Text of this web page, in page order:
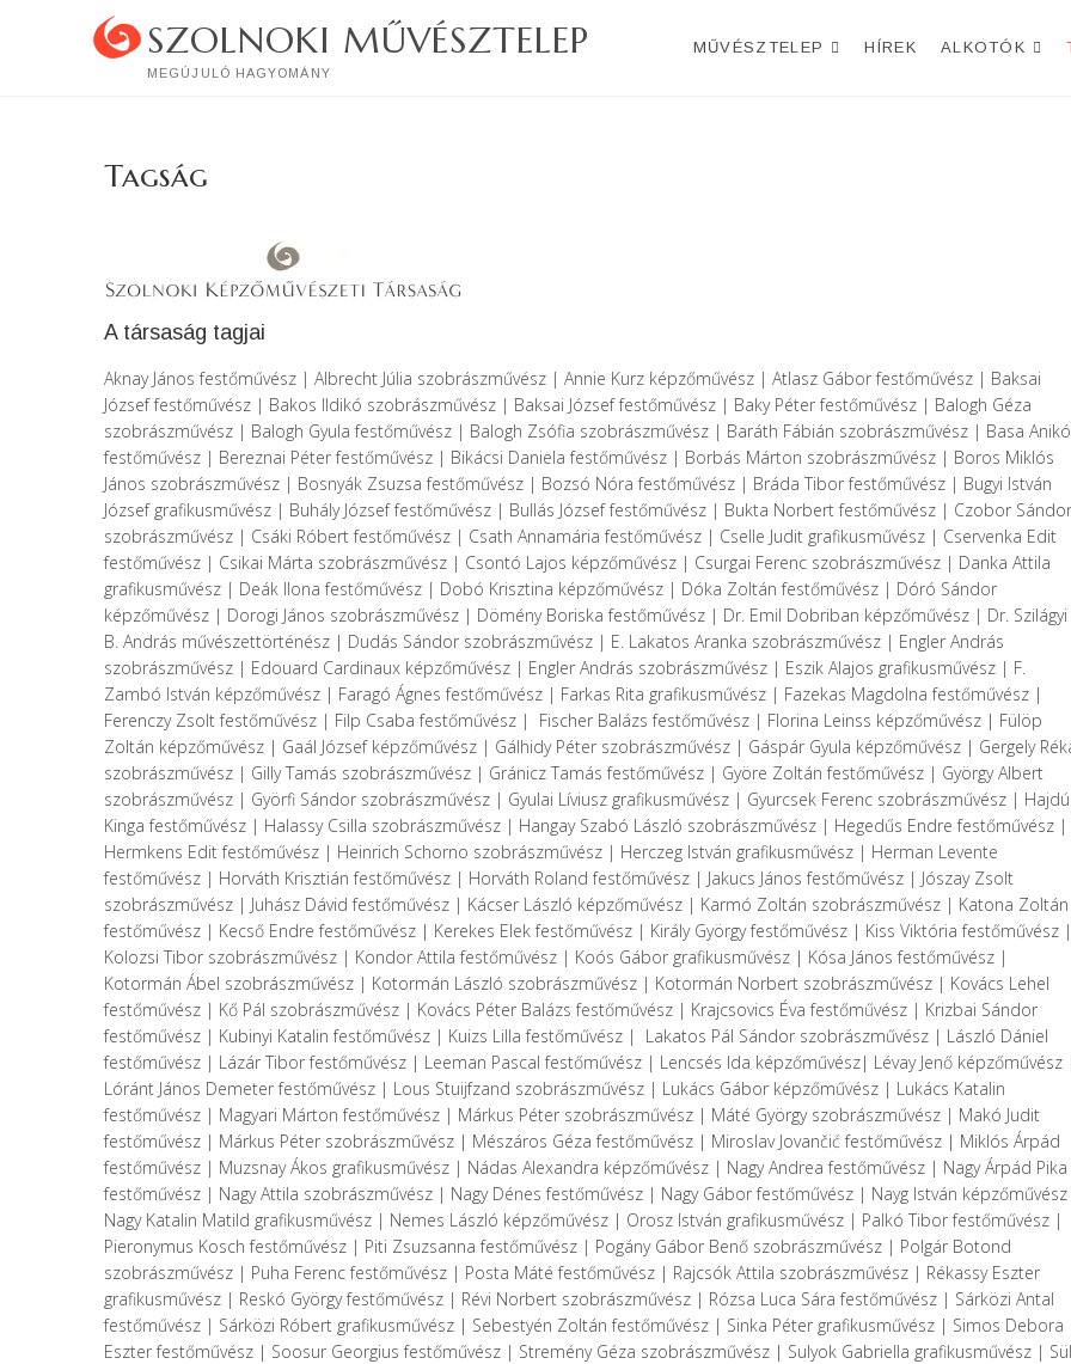
SZOLNOKI MŰVÉSZTELEP
MEGÚJULÓ HAGYOMÁNY
MŰVÉSZTELEP HÍREK ALKOTÓK
Tagság
A társaság tagjai
Aknay János festőművész | Albrecht Júlia szobrászművész | Annie Kurz képzőművész | Atlasz Gábor festőművész | Baksai
József festőművész | Bakos Ildikó szobrászművész | Baksai József festőművész | Baky Péter festőművész | Balogh Géza
szobrászművész | Balogh Gyula festőművész | Balogh Zsófia szobrászművész | Baráth Fábián szobrászművész | Basa Anikó
festőművész | Bereznai Péter festőművész | Bikácsi Daniela festőművész | Borbás Márton szobrászművész | Boros Miklós
János szobrászművész | Bosnyák Zsuzsa festőművész | Bozsó Nóra festőművész | Bráda Tibor festőművész | Bugyi István
József grafikusművész | Buhály József festőművész | Bullás József festőművész | Bukta Norbert festőművész | Czobor Sándor
szobrászművész | Csáki Róbert festőművész | Csath Annamária festőművész | Cselle Judit grafikusművész | Cservenka Edit
festőművész | Csikai Márta szobrászművész | Csontó Lajos képzőművész | Csurgai Ferenc szobrászművész | Danka Attila
grafikusművész | Deák Ilona festőművész | Dobó Krisztina képzőművész | Dóka Zoltán festőművész | Dóró Sándor
képzőművész | Dorogi János szobrászművész | Dömény Boriska festőművész | Dr. Emil Dobriban képzőművész | Dr. Szilágyi
B. András művészettörténész | Dudás Sándor szobrászművész | E. Lakatos Aranka szobrászművész | Engler András
szobrászművész | Edouard Cardinaux képzőművész | Engler András szobrászművész | Eszik Alajos grafikusművész | F.
Zambó István képzőművész | Faragó Ágnes festőművész | Farkas Rita grafikusművész | Fazekas Magdolna festőművész |
Ferenczy Zsolt festőművész | Filp Csaba festőművész | Fischer Balázs festőművész | Florina Leinss képzőművész | Fülöp
Zoltán képzőművész | Gaál József képzőművész | Gálhidy Péter szobrászművész | Gáspár Gyula képzőművész | Gergely
szobrászművész | Gilly Tamás szobrászművész | Gránicz Tamás festőművész | Györe Zoltán festőművész | György Albert
szobrászművész | Györfi Sándor szobrászművész | Gyulai Líviusz grafikusművész | Gyurcsek Ferenc szobrászművész | Hajdú
Kinga festőművész | Halassy Csilla szobrászművész | Hangay Szabó László szobrászművész | Hegedűs Endre festőművész |
Hermkens Edit festőművész | Heinrich Schorno szobrászművész | Herczeg István grafikusművész | Herman Levente
festőművész | Horváth Krisztián festőművész | Horváth Roland festőművész | Jakucs János festőművész | Jószay Zsolt
szobrászművész | Juhász Dávid festőművész | Kácser László képzőművész | Karmó Zoltán szobrászművész | Katona Zoltán
festőművész | Kecső Endre festőművész | Kerekes Elek festőművész | Király György festőművész | Kiss Viktória festőművész |
Kolozsi Tibor szobrászművész | Kondor Attila festőművész | Koós Gábor grafikusművész | Kósa János festőművész |
Kotormán Ábel szobrászművész | Kotormán László szobrászművész | Kotormán Norbert szobrászművész | Kovács Lehel
festőművész | Kő Pál szobrászművész | Kovács Péter Balázs festőművész | Krajcsovics Éva festőművész | Krizbai Sándor
festőművész | Kubinyi Katalin festőművész | Kuizs Lilla festőművész | Lakatos Pál Sándor szobrászművész | László Dániel
festőművész | Lázár Tibor festőművész | Leeman Pascal festőművész | Lencsés Ida képzőművész| Lévay Jenő képzőművész |
Lóránt János Demeter festőművész | Lous Stuijfzand szobrászművész | Lukács Gábor képzőművész | Lukács Katalin
festőművész | Magyari Márton festőművész | Márkus Péter szobrászművész | Máté György szobrászművész | Makó Judit
festőművész | Márkus Péter szobrászművész | Mészáros Géza festőművész | Miroslav Jovančić festőművész | Miklós Árpád
festőművész | Muzsnay Ákos grafikusművész | Nádas Alexandra képzőművész | Nagy Andrea festőművész | Nagy Árpád Pika
festőművész | Nagy Attila szobrászművész | Nagy Dénes festőművész | Nagy Gábor festőművész | Nayg István
Nagy Katalin Matild grafikusművész | Nemes László képzőművész | Orosz István grafikusművész | Palkó Tibor festőművész |
Pieronymus Kosch festőművész | Piti Zsuzsanna festőművész | Pogány Gábor Benő szobrászművész | Polgár Botond
szobrászművész | Puha Ferenc festőművész | Posta Máté festőművész | Rajcsók Attila szobrászművész | Rékassy Eszter
grafikusművész | Reskó György festőművész | Révi Norbert szobrászművész | Rózsa Luca Sára festőművész | Sárközi Antal
festőművész | Sárközi Róbert grafikusművész | Sebestyén Zoltán festőművész | Sinka Péter grafikusművész | Simos Debora
Eszter festőművész | Soosur Georgius festőművész | Stremény Géza szobrászművész | Sulyok Gabriella grafikusművész |